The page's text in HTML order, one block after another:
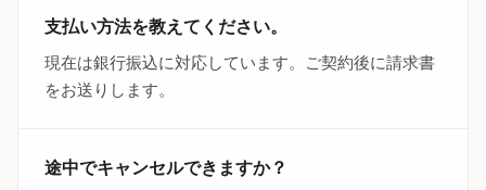
支払い方法を教えてください。
現在は銀行振込に対応しています。ご契約後に請求書
をお送りします。
途中でキャンセルできますか？